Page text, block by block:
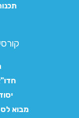
חדו"א
מבוא